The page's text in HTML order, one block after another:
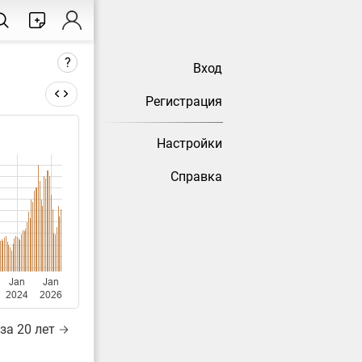
Вход
Регистрация
Настройки
Справка
?
Jan
2024
Jan
2026
20 лет